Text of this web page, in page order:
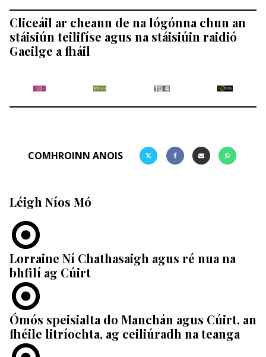
Cliceáil ar cheann de na lógónna chun an
stáisiún teilifíse agus na stáisiúin raidió
Gaeilge a fháil
COMHROINN ANOIS
Léigh Níos Mó
Lorraine Ní Chathasaigh agus ré nua na
bhfilí ag Cúirt
​Ómós speisialta do Manchán agus Cúirt, an
fhéile litríochta, ag ceiliúradh na teanga